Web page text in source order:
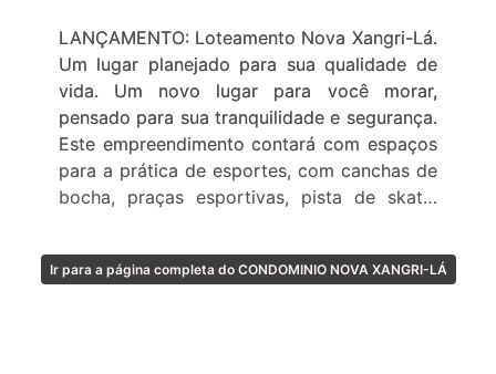
LANÇAMENTO: Loteamento Nova Xangri-Lá.
Um lugar planejado para sua qualidade de
vida. Um novo lugar para você morar,
pensado para sua tranquilidade e segurança.
Este empreendimento contará com espaços
para a prática de esportes, com canchas de
bocha, praças esportivas, pista de skate,
também, um Clube Social, com piscinas
adulto e infantil, salão de festas. Um
Ir para a página completa do CONDOMINIO NOVA XANGRI-LÁ